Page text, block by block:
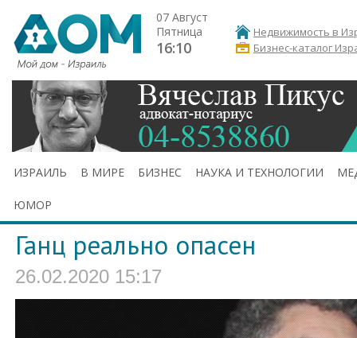
07 Август
Пятница
16:10
Недвижимость в
Бизнес-каталог
ИЗРАИЛЬ В МИРЕ БИЗНЕС НАУКА И ТЕХНОЛОГИИ
ЮМОР
Ганц реально опасен
26.02.2020 15:17